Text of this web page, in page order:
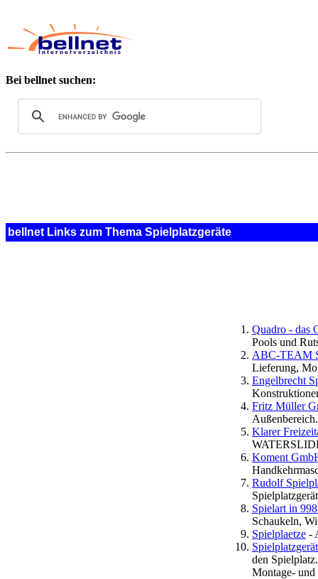
Bei bellnet suchen:
bellnet Links zum Thema Spielplatzgeräte
Quadro - das
Pools und
ABC-TEAM
Lieferung,
Engelbrecht
Fritz Müller
Außenbereich.
Klarer
Koment
Rudolf
Spielart in
Schaukeln,
Spielplaetze -
den
Montage- und